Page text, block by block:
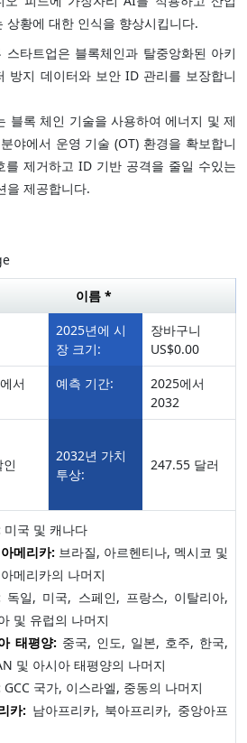
상황에 대한 인식을 향상시킵니다.
스타트업은 블록체인과 탈중앙화된 아키
방지 데이터와 보안 ID 관리를 보장합니
블록 체인 기술을 사용하여 에너지 및 제
야에서 운영 기술 (OT) 환경을 확보합니
를 제거하고 ID 기반 공격을 줄일 수있는
을 제공합니다.
이름 *
2025년에 시
장 크기:
장바구니
US$0.00
서
예측 기간:
2025에서
2032
2032년 가치
투상:
247.55 달러
미국 및 캐나다
메리카: 브라질, 아르헨티나, 멕시코 및
메리카의 나머지
독일, 미국, 스페인, 프랑스, 이탈리아,
및 유럽의 나머지
태평양: 중국, 인도, 일본, 호주, 한국,
및 아시아 태평양의 나머지
GCC 국가, 이스라엘, 중동의 나머지
카: 남아프리카, 북아프리카, 중앙아프